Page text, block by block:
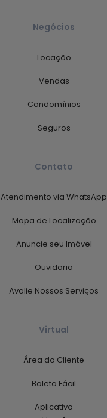
Negócios
Locação
Vendas
Condomínios
Seguros
Contato
Atendimento via WhatsApp
Mapa de Localização
Anuncie seu Imóvel
Ouvidoria
Avalie Nossos Serviços
Virtual
Área do Cliente
Boleto Fácil
Aplicativo